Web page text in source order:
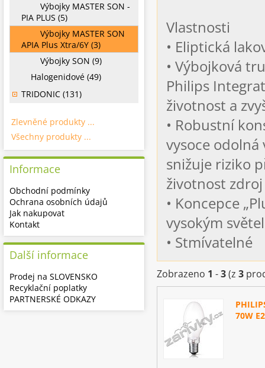
Vlastnosti
• Eliptická
• Výbojková
Philips
životnost a
• Robustní
vysoce
snižuje riziko
životnost zdroj
• Koncepce
vysokým
• Stmívatelné
Zobrazeno 1 -3(z 3
70W
Výbojky MASTER SON -
PIA PLUS (5)
Výbojky MASTER SON
APIA Plus Xtra/6Y (3)
Výbojky SON (9)
Halogenidové (49)
TRIDONIC (131)
Zlevněné produkty ...
Všechny produkty ...
Informace
Obchodní podmínky
Ochrana osobních údajů
Jak nakupovat
Kontakt
Další informace
Prodej na SLOVENSKO
Recyklační poplatky
PARTNERSKÉ ODKAZY